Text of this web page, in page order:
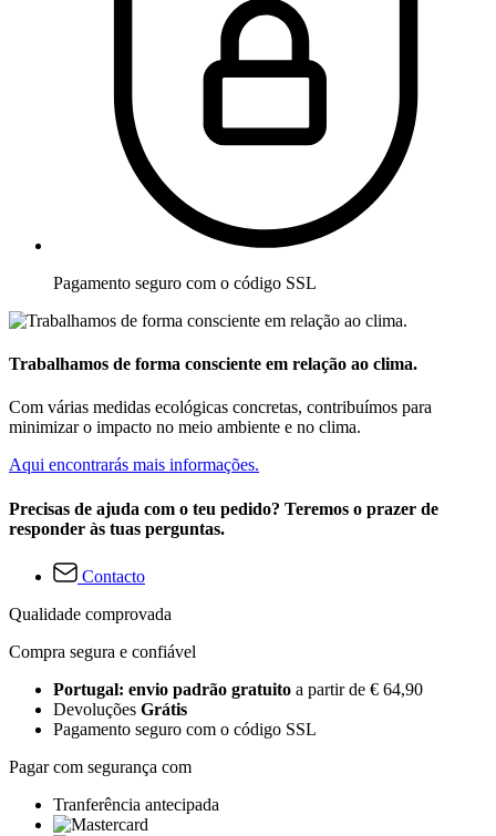
Pagamento seguro com o código SSL
Trabalhamos de forma consciente em relação ao clima.
Com várias medidas ecológicas concretas, contribuímos para
minimizar o impacto no meio ambiente e no clima.
Aqui encontrarás mais informações.
Precisas de ajuda com o teu pedido? Teremos o prazer de
responder às tuas perguntas.
Contacto
Qualidade comprovada
Compra segura e confiável
Portugal: envio padrão gratuito a partir de € 64,90
Devoluções Grátis
Pagamento seguro com o código SSL
Pagar com segurança com
Tranferência antecipada